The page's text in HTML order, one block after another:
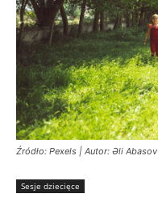
Źródło: Pexels | Autor: Əli Abasov
Sesje dziecięce